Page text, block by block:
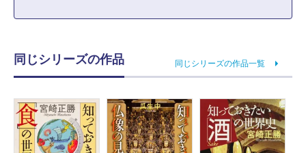
同じシリーズの作品 同じシリーズの作品一覧